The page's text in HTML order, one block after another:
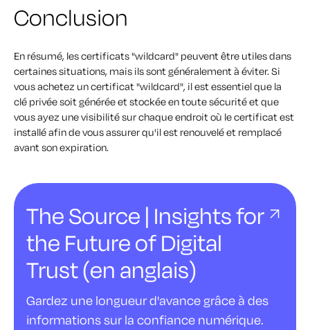
Conclusion
En résumé, les certificats "wildcard" peuvent être utiles dans
certaines situations, mais ils sont généralement à éviter. Si
vous achetez un certificat "wildcard", il est essentiel que la
clé privée soit générée et stockée en toute sécurité et que
vous ayez une visibilité sur chaque endroit où le certificat est
installé afin de vous assurer qu'il est renouvelé et remplacé
avant son expiration.
The Source | Insights for
the Future of Digital
Trust (en anglais)
Gardez une longueur d'avance grâce à des
informations sur la confiance numérique.